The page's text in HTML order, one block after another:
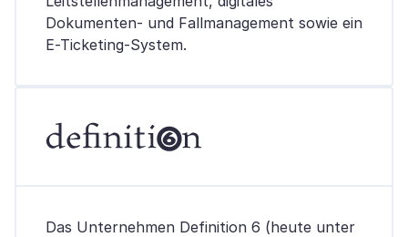
Dokumenten- und Fallmanagement sowie ein
E-Ticketing-System.
Das Unternehmen Definition 6 (heute unter